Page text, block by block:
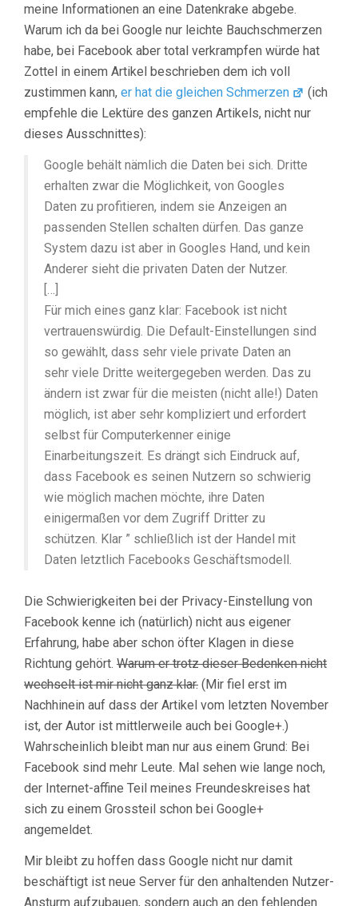
meine Informationen an eine Datenkrake abgebe.
Warum ich da bei Google nur leichte Bauchschmerzen
habe, bei Facebook aber total verkrampfen würde hat
Zottel in einem Artikel beschrieben dem ich voll
zustimmen kann, er hat die gleichen Schmerzen
(ich
empfehle die Lektüre des ganzen Artikels, nicht nur
dieses Ausschnittes):
Google behält nämlich die Daten bei sich. Dritte
erhalten zwar die Möglichkeit, von Googles
Daten zu profitieren, indem sie Anzeigen an
passenden Stellen schalten dürfen. Das ganze
System dazu ist aber in Googles Hand, und kein
Anderer sieht die privaten Daten der Nutzer.
[…]
Für mich eines ganz klar: Facebook ist nicht
vertrauenswürdig. Die Default-Einstellungen sind
so gewählt, dass sehr viele private Daten an
sehr viele Dritte weitergegeben werden. Das zu
ändern ist zwar für die meisten (nicht alle!) Daten
möglich, ist aber sehr kompliziert und erfordert
selbst für Computerkenner einige
Einarbeitungszeit. Es drängt sich Eindruck auf,
dass Facebook es seinen Nutzern so schwierig
wie möglich machen möchte, ihre Daten
einigermaßen vor dem Zugriff Dritter zu
schützen. Klar ” schließlich ist der Handel mit
Daten letztlich Facebooks Geschäftsmodell.
Die Schwierigkeiten bei der Privacy-Einstellung von
Facebook kenne ich (natürlich) nicht aus eigener
Erfahrung, habe aber schon öfter Klagen in diese
Richtung gehört. Warum er trotz dieser Bedenken nicht
wechselt ist mir nicht ganz klar. (Mir fiel erst im
Nachhinein auf dass der Artikel vom letzten November
ist, der Autor ist mittlerweile auch bei Google+.)
Wahrscheinlich bleibt man nur aus einem Grund: Bei
Facebook sind mehr Leute. Mal sehen wie lange noch,
der Internet-affine Teil meines Freundeskreises hat
sich zu einem Grossteil schon bei Google+
angemeldet.
Mir bleibt zu hoffen dass Google nicht nur damit
beschäftigt ist neue Server für den anhaltenden Nutzer-
Ansturm aufzubauen, sondern auch an den fehlenden